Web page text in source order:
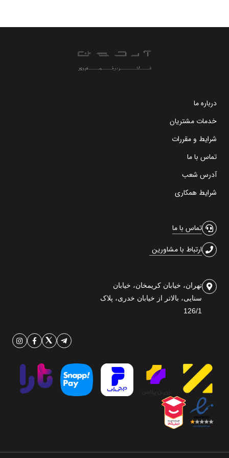
درباره ما
خدمات مشتریان
شرایط و مقررات
تماس با ما
آدرس شعب
شرایط همکاری
تماس با ما
ارتباط با مشاورین
تهران، خیابان کریمخان، خیابان
سنایی، بالاتر از خیابان خدری، پلاک
126/1